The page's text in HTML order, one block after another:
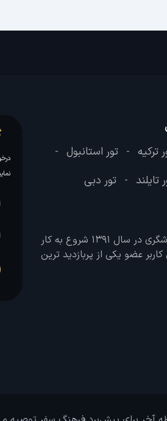
ترکیه - تور استانبول -
تایلند - تور دبی
وب سایت لحظه آخر با هدف ایجاد بانکی جامع در تمامی زمینه های گردشگری در سال 1391 شروع به کار
کاربر عضو یکی از پربازدید ترین